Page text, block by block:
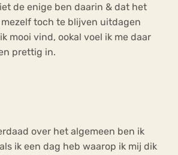
de enige ben daarin & dat het
toch te blijven uitdagen
mooi vind, ookal voel ik me daar
prettig in.
over het algemeen ben ik
ik een dag heb waarop ik mij dik